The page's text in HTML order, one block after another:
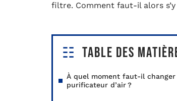
filtre. Comment faut-il alors
Table des
À quel moment faut-il
purificateur d’air ?